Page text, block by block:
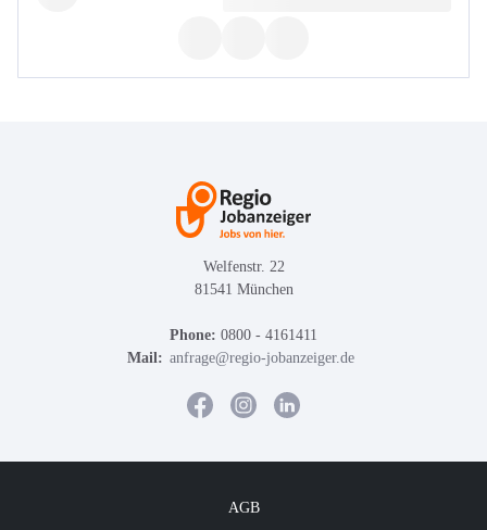
Welfenstr. 22
81541 München
Phone: 0800 - 4161411
Mail: anfrage@regio-jobanzeiger.de
AGB